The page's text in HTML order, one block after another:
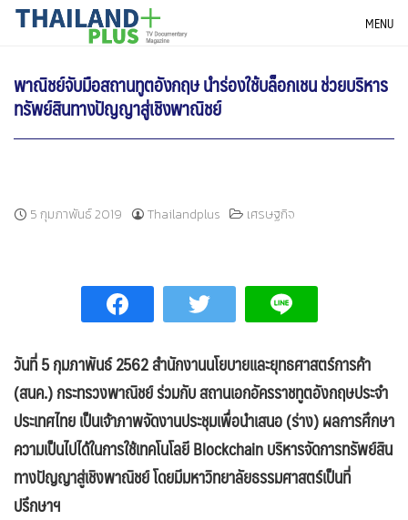
SkipTHAILANDPLUS NEWS MENU
พาณิชย์จับมือสถานทูตอังกฤษ นำร่องใช้บล็อกเชน ช่วยบริหาร
ทรัพย์สินทางปัญญาสู่เชิงพาณิชย์
5 กุมภาพันธ์ 2019 Thailandplus เศรษฐกิจ
วันที่5 กุมภาพันธ์ 2562 สำนักงานนโยบายและยุทธศาสตร์การค้า
(สนค.) กระทรวงพาณิชย์ ร่วมกับสถานเอกอัครราชทูตอังกฤษประจำ
ประเทศไทย เป็นเจ้าภาพจัดงานประชุมเพื่อนำเสนอ (ร่าง) ผลการศึกษา
ความเป็นไปได้ในการใช้เทคโนโลยีBlockchain บริหารจัดการทรัพย์สิน
ทางปัญญาสู่เชิงพาณิชย์ โดยมีมหาวิทยาลัยธรรมศาสตร์เป็นที่
ปรึกษาฯ